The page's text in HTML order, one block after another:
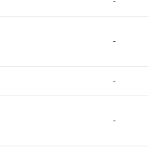
-
-
-